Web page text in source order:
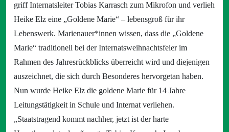
griff Internatsleiter Tobias Karrasch zum Mikrofon und verlieh
Heike Elz eine „Goldene Marie“ – lebensgroß für ihr
Lebenswerk. Marienauer*innen wissen, dass die „Goldene
Marie“ traditionell bei der Internatsweihnachtsfeier im
Rahmen des Jahresrückblicks überreicht wird und diejenigen
auszeichnet, die sich durch Besonderes hervorgetan haben.
Nun wurde Heike Elz die goldene Marie für 14 Jahre
Leitungstätigkeit in Schule und Internat verliehen.
„Staatstragend kommt nachher, jetzt ist der harte